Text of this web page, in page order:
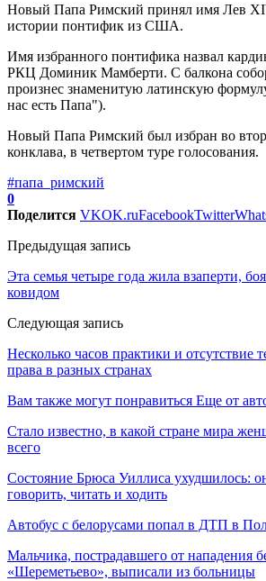
Новый Папа Римский принял имя Лев
истории понтифик из США.
Имя избранного понтифика назвал
РКЦ Доминик Мамберти. С балкона
произнес знаменитую латинскую
нас есть Папа").
Новый Папа Римский был избран во
конклава, в четвертом туре голосования.
#папа_римский
0
Поделится VKOK.ruFacebookTwitter
Предыдущая запись
Эта семья четыре года жила взаперти,
ковидом
Следующая запись
Несколько часов практики и отсутствие
права в разных странах
Вам также могут понравиться Еще от
Стало известно, в какой стране мира
всего
Состояние Брюса Уиллиса ухудшилось:
говорить, читать и ходить
Автобус с белорусами попал в ДТП в
Мальчика, пострадавшего от нападения
«Шереметьево», выписали из больницы